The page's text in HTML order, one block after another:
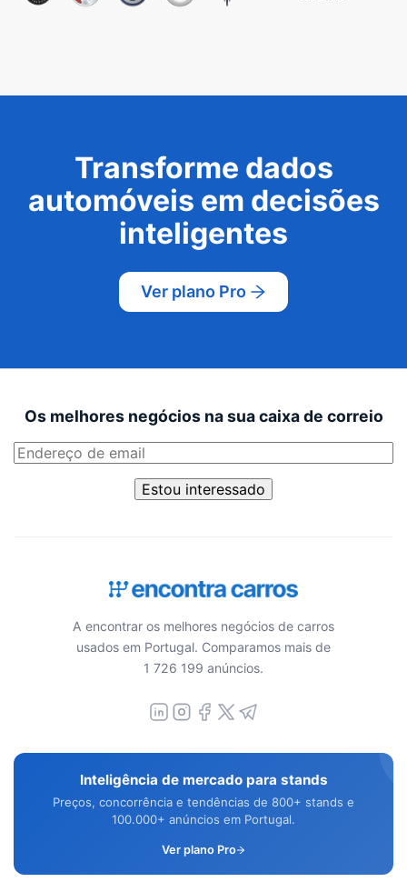
Transforme dados
automóveis em decisões
inteligentes
Ver plano Pro
Os melhores negócios na sua caixa de correio
Estou interessado
A encontrar os melhores negócios de carros
usados em Portugal. Comparamos mais de
1 726 199 anúncios.
Inteligência de mercado para stands
Preços, concorrência e tendências de 800+ stands e
100.000+ anúncios em Portugal.
Ver plano Pro